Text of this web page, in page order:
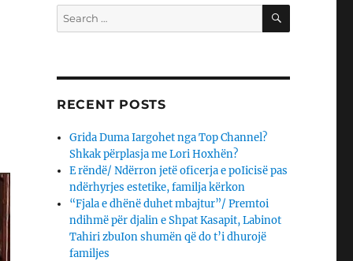
Search
for:
SEARCH
RECENT POSTS
Grida Duma Iargohet nga Top Channel?
Shkak përplasja me Lori Hoxhën?
E rëndë/ Ndërron jetë oficerja e poIicisë pas
ndërhyrjes estetike, familja kërkon
“Fjala e dhënë duhet mbajtur”/ Premtoi
ndihmë për djalin e Shpat Kasapit, Labinot
Tahiri zbuIon shumën që do t’i dhurojë
familjes